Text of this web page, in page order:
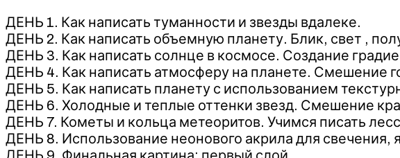
ДЕНЬ 1. Как написать туманности и звезды вдалеке.
ДЕНЬ 2. Как написать объемную планету. Блик, свет ,
ДЕНЬ 3. Как написать солнце в космосе. Создание
ДЕНЬ 4. Как написать атмосферу на планете. Смешение
ДЕНЬ 5. Как написать планету с использованием
ДЕНЬ 6. Холодные и теплые оттенки звезд. Смешение
ДЕНЬ 7. Кометы и кольца метеоритов. Учимся писать
ДЕНЬ 8. Использование неонового акрила для свечения,